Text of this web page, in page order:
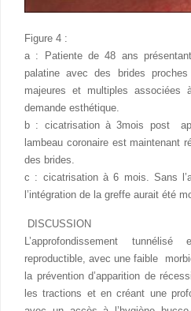
Figure 4 :
a : Patiente de 48 ans
palatine avec des brides
majeures et multiples associées
demande esthétique.
b : cicatrisation à 3mois post
lambeau coronaire est maintenant
des brides.
c : cicatrisation à 6 mois. Sans
l’intégration de la greffe aurait été
DISCUSSION
L’approfondissement
reproductible, avec une faible
la prévention d’apparition de
les tractions et en créant une